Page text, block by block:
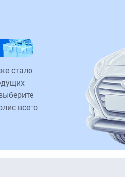
стало
всего